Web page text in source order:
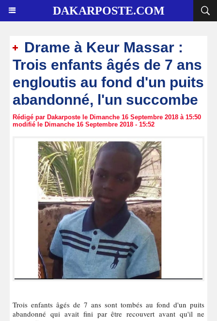
DAKARPOSTE.COM
Drame à Keur Massar :
Trois enfants âgés de 7 ans
engloutis au fond d'un puits
abandonné, l'un succombe
Rédigé par Dakarposte le Dimanche 16 Septembre 2018 à 15:50
modifié le Dimanche 16 Septembre 2018 - 15:52
Trois enfants âgés de 7 ans sont tombés au fond d'un puits
abandonné qui avait fini par être recouvert avant qu'il ne